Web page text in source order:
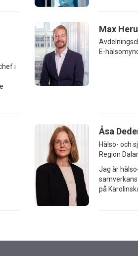
i
Max
E-
Åsa
Hälso- och
Region
Jag är
på